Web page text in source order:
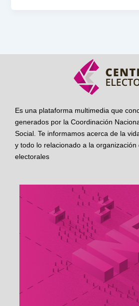
Es una plataforma multimedia que
generados por la Coordinación
Social. Te informamos acerca de la
y todo lo relacionado a la organización
electorales